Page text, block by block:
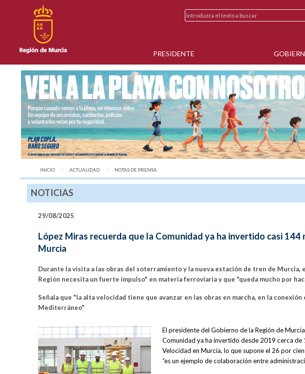
PRESIDENTE
INICIO ACTUALIDAD AQUÍ:
NOTAS DE PRENSA
NOTICIAS
29/08/2025
López Miras recuerda que la Comunidad ya ha invertido casi 144
Murcia
Durante la visita a las obras del soterramiento y la nueva estación de tren de
Región necesita un fuerte impulso" en materia ferroviaria y que "queda mucho por
Señala que "la alta velocidad tiene que avanzar en las obras en marcha, en la
Mediterráneo"
El presidente del Gobierno de la Región de
Comunidad ya ha invertido desde 2019 cerca de
Velocidad en Murcia, lo que supone el 26 por
“es un ejemplo de colaboración entre